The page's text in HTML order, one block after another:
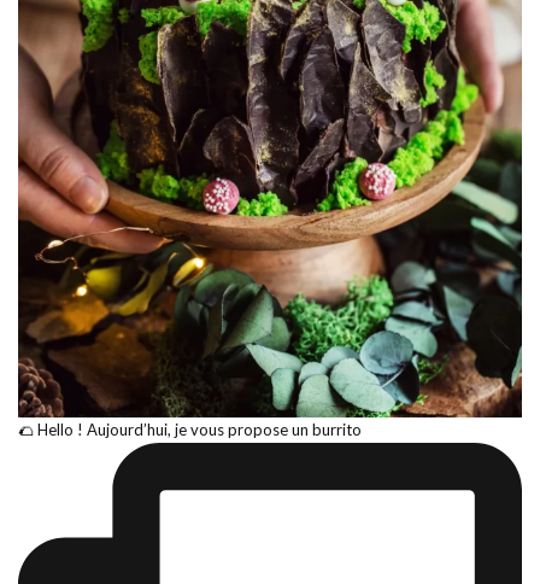
🌮 Hello ! Aujourd’hui, je vous propose un burrito